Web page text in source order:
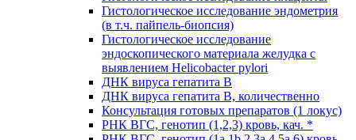
Гистологическое исследование эндометрия
(в т.ч. пайпель-биопсия)
Гистологическое исследование
эндоскопического материала желудка с
выявлением Helicobacter pylori
ДНК вируса гепатита B
ДНК вируса гепатита B, количественно
Консультация готовых препаратов (1 локус)
РНК ВГC, генотип (1,2,3) кровь, кач. *